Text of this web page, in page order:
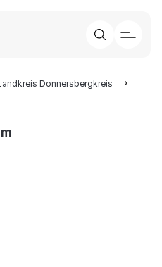
Donnersbergkreis